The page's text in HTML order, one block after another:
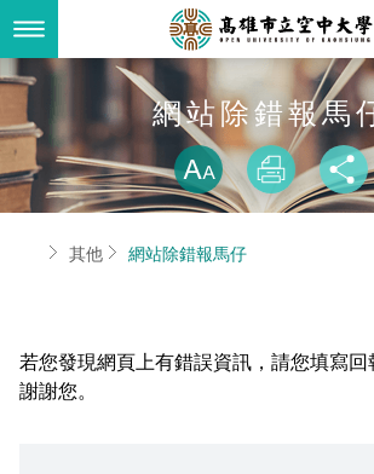
到
要
內最新消息
全部公告
教務公告
學系公告
活動研習
關於本校
空大簡介
立案證明
空大有利的學習條件
本校位置
資訊圖像化專區
行政單位
行政單位簡介
校長室
學術單位
通識教育中心
其他好站
校務資訊
網站除錯報馬
放大
列印
首頁其他 網站除錯報馬仔
若您發現網頁上有錯誤資訊，請您填寫回
謝謝您。